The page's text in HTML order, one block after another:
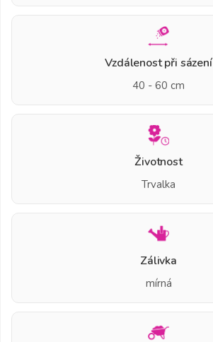
Vzdálenost při sázení
40 - 60 cm
Životnost
Trvalka
Zálivka
mírná